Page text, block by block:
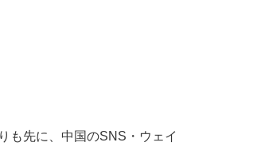
も先に、中国のSNS・ウェイ